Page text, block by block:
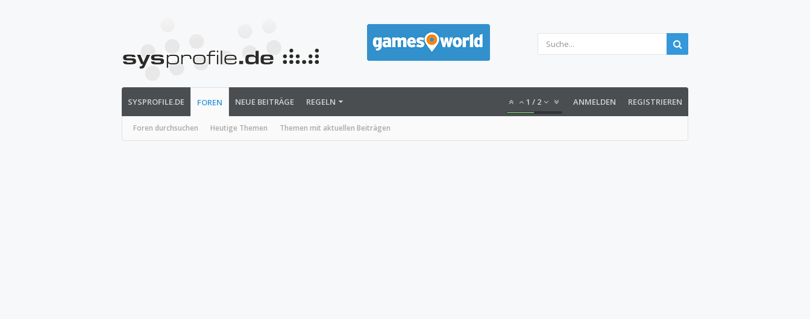
SYSPROFILE.DE FOREN
Foren durchsuchen Heutige Themen Themen mit aktuellen Beiträgen
NEUE BEITRÄGE REGELN 1 / 2 ANMELDEN REGISTRIEREN